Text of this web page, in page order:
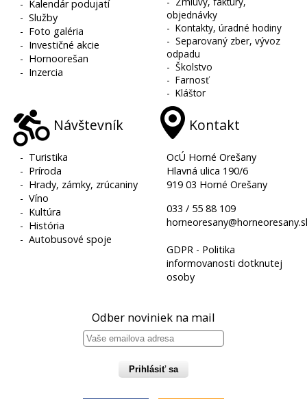
- Kalendár podujatí
-Služby
- Foto galéria
- Investičné akcie
- Hornoorešan
- Inzercia
objednávky
-Kontakty, úradné hodiny
-Separovaný zber, vývoz
odpadu
-Školstvo
-Farnosť
-Kláštor
Návštevník
- Turistika
- Príroda
- Hrady, zámky, zrúcaniny
-Víno
- Kultúra
- História
-Autobusové spoje
Kontakt
OcÚ Horné Orešany
Hlavná ulica 190/6
919 03 Horné Orešany
033 / 55 88 109
GDPR - Politika
informovanosti dotknutej
osoby
Odber noviniek na mail
Prihlásiť sa